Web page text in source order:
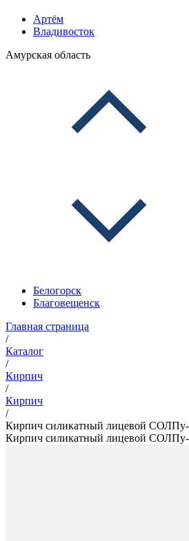
Артём
Владивосток
Амурская область
Белогорск
Благовещенск
Главная страница
/
Каталог
/
Кирпич
/
Кирпич
/
Кирпич силикатный лицевой
Кирпич силикатный лицевой